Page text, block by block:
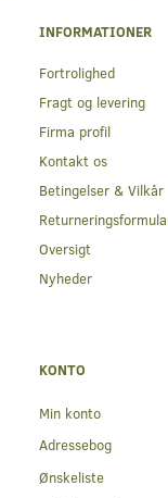
INFORMATIONER
Fortrolighed
Fragt og levering
Firma profil
Kontakt os
Betingelser & Vilkår
Oversigt
Nyheder
KONTO
Min konto
Adressebog
Ønskeliste